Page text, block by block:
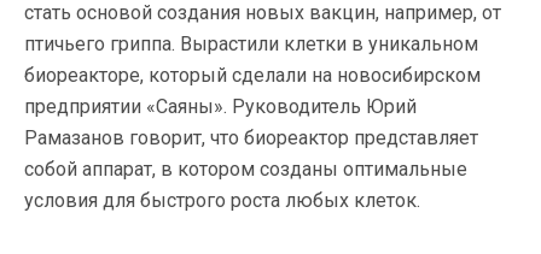
стать основой создания новых вакцин, например, от
птичьего гриппа. Вырастили клетки в уникальном
биореакторе, который сделали на новосибирском
предприятии «Саяны». Руководитель Юрий
Рамазанов говорит, что биореактор представляет
собой аппарат, в котором созданы оптимальные
условия для быстрого роста любых клеток.